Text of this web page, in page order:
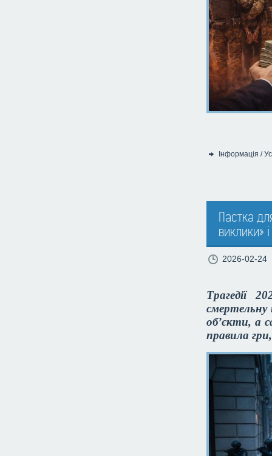
Категорія:
Інформація /
Пастка
виклики»
2026-02-24
Трагедії
об’єкти, а
правила